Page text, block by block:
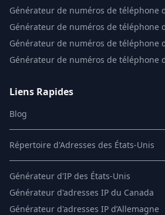
Générateur de numéros de téléphone
Générateur de numéros de téléphone
Générateur de numéros de téléphone
Générateur de numéros de téléphone
Liens Rapides
Blog
Répertoire d'Adresses des États-Unis
Générateur d'IP des États-Unis
Générateur d'adresses IP du Canada
Générateur d'adresses IP d’Allemagne